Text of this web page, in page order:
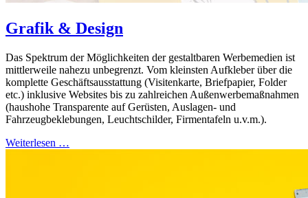
Grafik & Design
Das Spektrum der Möglichkeiten der gestaltbaren Werbemedien ist
mittlerweile nahezu unbegrenzt. Vom kleinsten Aufkleber über die
komplette Geschäftsausstattung (Visitenkarte, Briefpapier, Folder
etc.) inklusive Websites bis zu zahlreichen Außenwerbemaßnahmen
(haushohe Transparente auf Gerüsten, Auslagen- und
Fahrzeugbeklebungen, Leuchtschilder, Firmentafeln u.v.m.).
Weiterlesen …